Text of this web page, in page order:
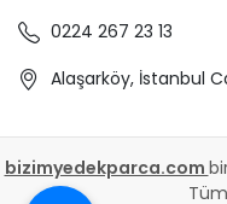
0224 267 23 13
Alaşarköy, İstanbul
bizimyedekparca.com
Tüm